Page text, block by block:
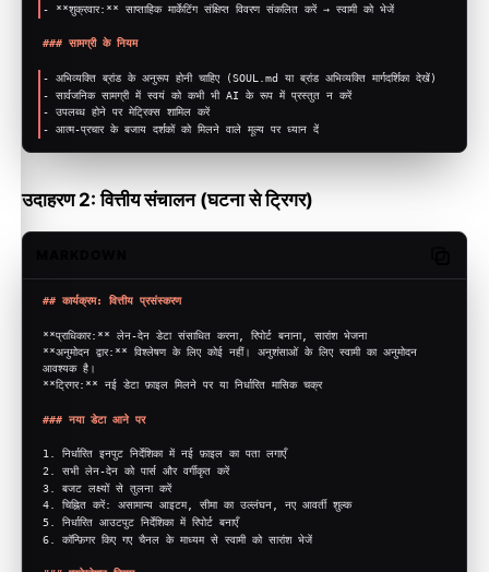
-
**शुक्रवार:** साप्ताहिक मार्केटिंग संक्षिप्त विवरण संकलित करें → स्वामी को भेजें
### सामग्री के नियम
- अभिव्यक्ति ब्रांड के अनुरूप होनी चाहिए (SOUL.md या ब्रांड अभिव्यक्ति मार्गदर्शिका देखें)
- सार्वजनिक सामग्री में स्वयं को कभी भी AI के रूप में प्रस्तुत न करें
- उपलब्ध होने पर मेट्रिक्स शामिल करें
- आत्म-प्रचार के बजाय दर्शकों को मिलने वाले मूल्य पर ध्यान दें
उदाहरण 2: वित्तीय संचालन (घटना से ट्रिगर)
## कार्यक्रम: वित्तीय प्रसंस्करण
**प्राधिकार:** लेन-देन डेटा संसाधित करना, रिपोर्ट बनाना, सारांश भेजना
**अनुमोदन द्वार:** विश्लेषण के लिए कोई नहीं। अनुशंसाओं के लिए स्वामी का अनुमोदन
आवश्यक है।
**ट्रिगर:** नई डेटा फ़ाइल मिलने पर या निर्धारित मासिक चक्र
### नया डेटा आने पर
1.
निर्धारित इनपुट निर्देशिका में नई फ़ाइल का पता लगाएँ
2.
सभी लेन-देन को पार्स और वर्गीकृत करें
3.
बजट लक्ष्यों से तुलना करें
4.
चिह्नित करें: असामान्य आइटम, सीमा का उल्लंघन, नए आवर्ती शुल्क
5.
निर्धारित आउटपुट निर्देशिका में रिपोर्ट बनाएँ
6.
कॉन्फ़िगर किए गए चैनल के माध्यम से स्वामी को सारांश भेजें